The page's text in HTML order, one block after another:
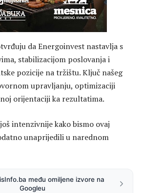
da Energoinvest nastavlja s
stabilizacijom poslovanja i
pozicije na tržištu. Ključ našeg
upravljanju, optimizaciji
orijentaciji ka rezultatima.
intenzivnije kako bismo ovaj
unaprijedili u narednom
među omiljene izvore na
Googleu